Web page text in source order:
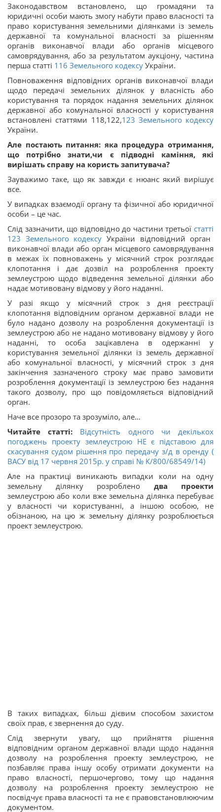
Законодавством встановлено, що громадяни та
юридичні особи мають змогу набути право власності та
право користування земельними ділянками із земель
державної та комунальної власності за рішенням
органів виконавчої влади або органів місцевого
самоврядування, або за результатом аукціону, частина
перша статті 116 Земельного кодексу України.
Повноваження відповідних органів виконавчої влади
щодо передачі земельних ділянок у власність або
користування та порядок надання земельних ділянок
державної або комунальної власності у користування
встановлені статтями 118,122,123 Земельного кодексу
України.
Але постають питання: яка процедура отримання,
що потрібно знати,чи є підводні каміння, які
вирішать справу на користь запитувача?
Зауважимо таке, що як завжди є нюанс який вирішує
все.
У випадках взаємодії органу та фізичної або юридичної
особи – це час.
Слід зазначити, що відповідно до частини третьої статті
123 Земельного кодексу України відповідний орган
виконавчої влади або орган місцевого самоврядування
в межах їх повноважень у місячний строк розглядає
клопотання і дає дозвіл на розроблення проекту
землеустрою щодо відведення земельної ділянки або
надає мотивовану відмову у його наданні.
У разі якщо у місячний строк з дня реєстрації
клопотання відповідним органом державної влади не
було надано дозволу на розроблення документації із
землеустрою або не надано мотивовану відмову у його
наданні, то особа зацікавлена в одержанні у
користування земельної ділянки із земель державної
або комунальної власності, у місячний строк з дня
закінчення зазначеного строку має право замовити
розроблення документації із землеустрою без надання
такого дозволу, про що повідомляється відповідний
орган.
Наче все прозоро та зрозуміло, але…
Читайте статті:
Відсутність одного чи декількох
погоджень проекту землеустрою НЕ є підставою для
скасування судом рішення про передачу з/д в оренду (
ВАСУ від 17 червня 2015р. у справі № К/800/68549/14)
Але на практиці виникають випадки коли на одну
земельну ділянку розроблено два проекти
землеустрою або коли вже земельна ділянка перебуває
у власності чи користуванні, а іншою особою, не
обізнаною, на цю ж земельну ділянку розроблюється
проект землеустрою.
В таких випадках, більш дієвим способом захистом
своїх прав, є звернення до суду.
Слід звернути увагу, що прийняття рішення
відповідним органом державної влади щодо надання
дозволу на розроблення проекту землеустрою, не
позбавляє права іншу особу отримати документи на
право власності, першочергово, тому що надання
дозволу на розроблення проекту землеустрою не
посвідчує права власності та не є правовстановлюючим
документом.